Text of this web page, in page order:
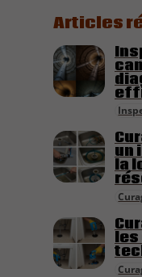
Articles
un
la